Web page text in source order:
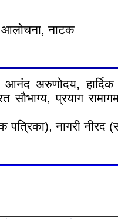
आलोचना, नाटक
अरुणोदय, हार्दिक
सौभाग्य, प्रयाग
नागरी नीरद